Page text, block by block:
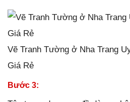
Vẽ Tranh Tường ở Nha Trang
Giá Rẻ
Bước 3: